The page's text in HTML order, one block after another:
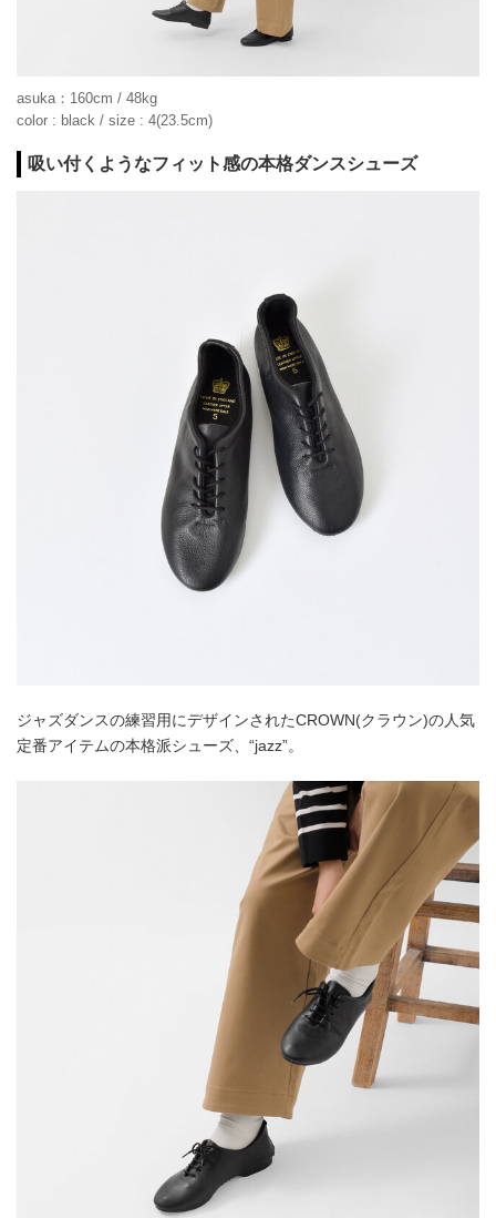
asuka：160cm / 48kg
color : black / size : 4(23.5cm)
吸い付くようなフィット感の本格ダンスシューズ
ジャズダンスの練習用にデザインされたCROWN(クラウン)の人気
定番アイテムの本格派シューズ、“jazz”。